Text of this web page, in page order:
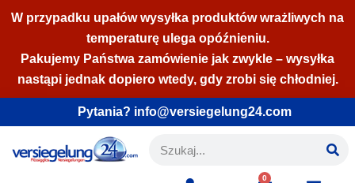
do
treści
W przypadku upałów wysyłka produktów wrażliwych na
temperaturę ulega opóźnieniu.
Pakujemy Państwa zamówienie jak zwykle – wysyłka
nastąpi jednak dopiero wtedy, gdy zrobi się chłodniej.
Pytania? info@versiegelung24.com
0